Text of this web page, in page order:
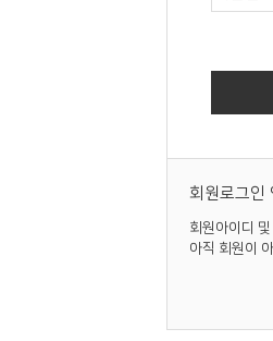
회원로그인
회원아이디
아직 회원이